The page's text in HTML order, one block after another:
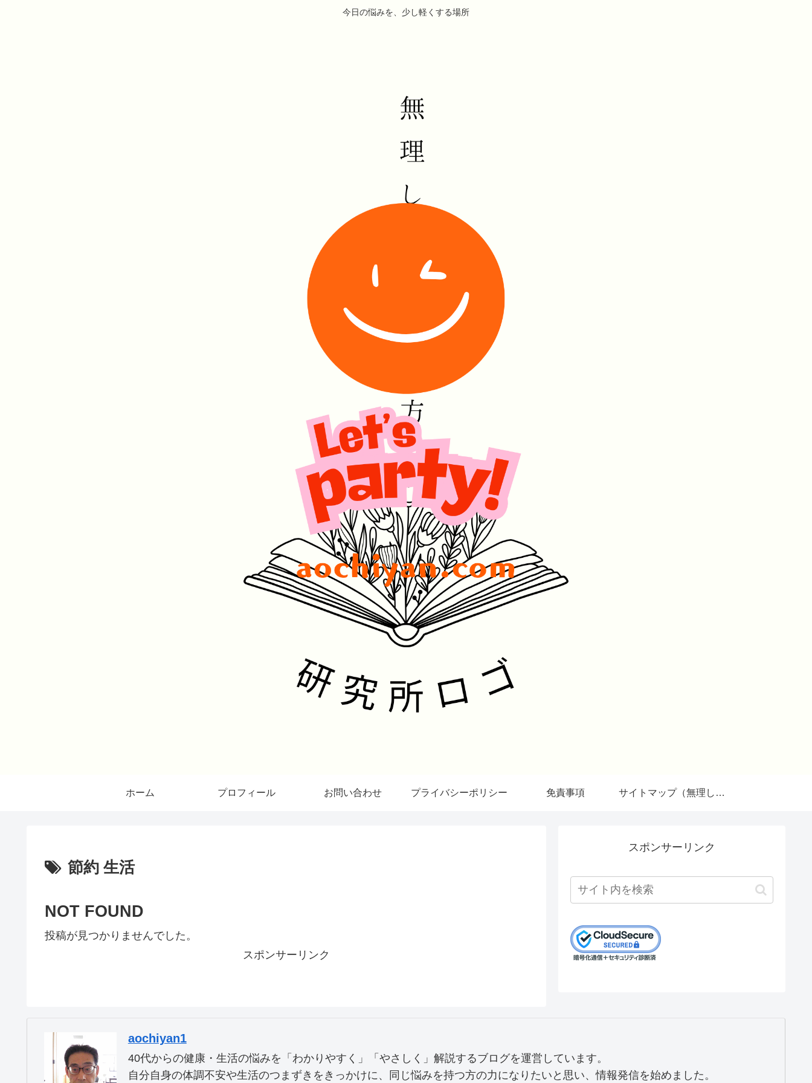
今日の悩みを、少し軽くする場所
ホーム プロフィール お問い合わせ プライバシーポリシー 免責事項 サイトマップ（無理しない生き方研究所）
節約 生活
NOT FOUND
投稿が見つかりませんでした。
スポンサーリンク
スポンサーリンク
aochiyan1
40代からの健康・生活の悩みを「わかりやすく」「やさしく」解説するブログを運営しています。
自分自身の体調不安や生活のつまずきをきっかけに、同じ悩みを持つ方の力になりたいと思い、情報発信を始めました。